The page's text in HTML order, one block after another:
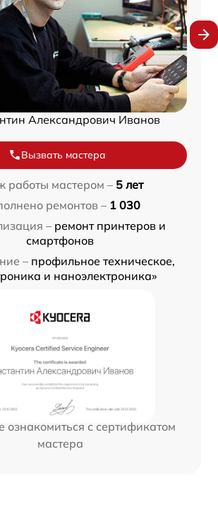
Александрович Иванов
Вызвать мастера
работы мастером – 5 лет
ремонтов – 1 030
– ремонт принтеров и
смартфонов
– профильное техническое,
и наноэлектроника»
ознакомиться с сертификатом
мастера